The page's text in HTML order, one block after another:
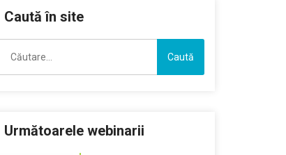
Caută în site
după:
Următoarele webinarii